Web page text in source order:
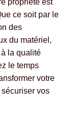
ce soit par le
des
du matériel,
la qualité
le temps
votre
vos